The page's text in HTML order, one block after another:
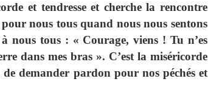
et tendresse et cherche la rencontre
nous tous quand nous nous sentons
nous tous : « Courage, viens ! Tu n’es
dans mes bras ». C’est la miséricorde
demander pardon pour nos péchés et